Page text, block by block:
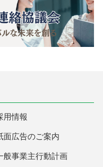
用情報
面広告のご案内
般事業主行動計画